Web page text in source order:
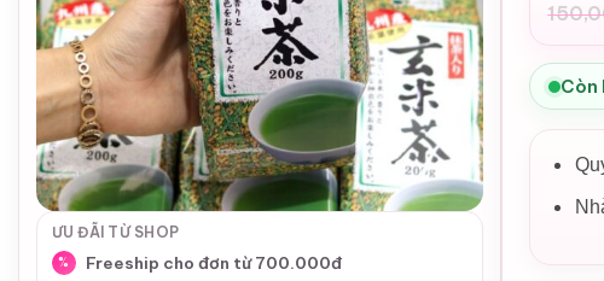
ƯU ĐÃI TỪ SHOP
% Freeship cho đơn từ 700.000đ
Giá
gốc
là:
Giá
tại
là:
Còn